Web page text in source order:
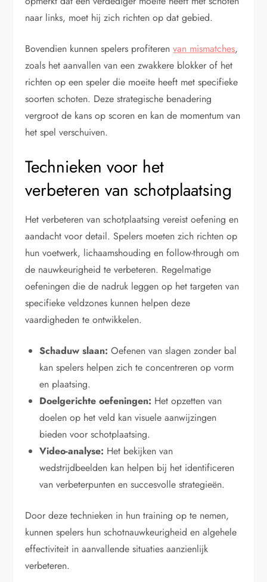
naar links, moet hij zich richten op dat gebied.
Bovendien kunnen spelers profiterenvan mismatches,
zoals het aanvallen van een zwakkere blokker of het
richten op een speler die moeite heeft met specifieke
soorten schoten. Deze strategische benadering
vergroot de kans op scoren en kan de momentum van
het spel verschuiven.
Technieken voor het
verbeteren van schotplaatsing
Het verbeteren van schotplaatsing vereist oefening en
aandacht voor detail. Spelers moeten zich richten op
hun voetwerk, lichaamshouding en follow-through om
de nauwkeurigheid te verbeteren. Regelmatige
oefeningen die de nadruk leggen op het targeten van
specifieke veldzones kunnen helpen deze
vaardigheden te ontwikkelen.
Schaduw slaan: Oefenen van slagen zonder bal
kan spelers helpen zich te concentreren op vorm
en plaatsing.
Doelgerichte oefeningen: Het opzetten van
doelen op het veld kan visuele aanwijzingen
bieden voor schotplaatsing.
Video-analyse: Het bekijken van
wedstrijdbeelden kan helpen bij het identificeren
van verbeterpunten en succesvolle strategieën.
Door deze technieken in hun training op te nemen,
kunnen spelers hun schotnauwkeurigheid en algehele
effectiviteit in aanvallende situaties aanzienlijk
verbeteren.